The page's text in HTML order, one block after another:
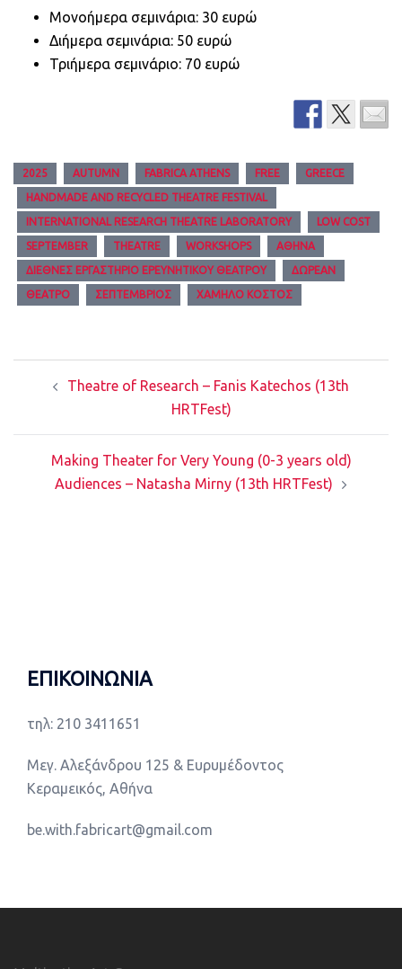
Μονοήμερα σεμινάρια: 30 ευρώ
Διήμερα σεμινάρια: 50 ευρώ
Τριήμερα σεμινάριο: 70 ευρώ
2025 AUTUMN FABRICA ATHENS FREE GREECE
HANDMADE AND RECYCLED THEATRE FESTIVAL
INTERNATIONAL RESEARCH THEATRE LABORATORY LOW COST
SEPTEMBER THEATRE WORKSHOPS ΑΘΉΝΑ
ΔΙΕΘΝΈΣ ΕΡΓΑΣΤΉΡΙΟ ΕΡΕΥΝΗΤΙΚΟΎ ΘΕΆΤΡΟΥ ΔΩΡΕΆΝ
ΘΈΑΤΡΟ ΣΕΠΤΈΜΒΡΙΟΣ ΧΑΜΗΛΌ ΚΌΣΤΟΣ
navigation
Theatre of Research – Fanis Katechos (13th
HRTFest)
Making Theater for Very Young (0-3 years old)
Audiences – Natasha Mirny (13th HRTFest)
ΕΠΙΚΟΙΝΩΝΙΑ
τηλ: 210 3411651
Μεγ. Αλεξάνδρου 125 & Ευρυμέδοντος
Κεραμεικός, Αθήνα
be.with.fabricart@gmail.com